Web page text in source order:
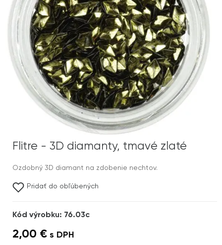
Flitre - 3D diamanty, tmavé zlaté
Ozdobný 3D diamant na zdobenie nechtov.
Pridať do obľúbených
Kód výrobku: 76.03c
2,00 € s DPH